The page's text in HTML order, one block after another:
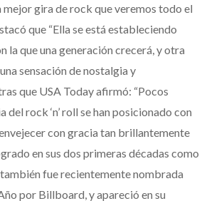
gira de rock que veremos todo el
que “Ella se está estableciendo
la que una generación crecerá, y otra
sensación de nostalgia y
que USA Today afirmó: “Pocos
del rock ‘n’ roll se han posicionado con
con gracia tan brillantemente
en sus dos primeras décadas como
también fue recientemente nombrada
por Billboard, y apareció en su